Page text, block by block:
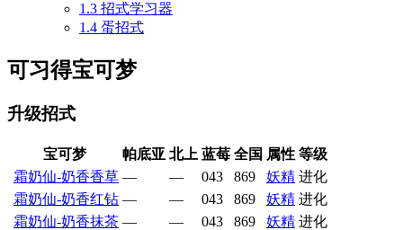
1.3 招式学习器
1.4 蛋招式
可习得宝可梦
升级招式
宝可梦 帕底亚 北上 蓝莓 全国 属性 等级
霜奶仙-奶香香草 — — 043 869 妖精 进化
霜奶仙-奶香红钻 — — 043 869 妖精 进化
霜奶仙-奶香抹茶 — — 043 869 妖精 进化